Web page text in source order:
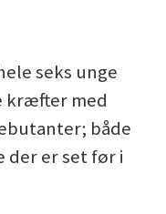
seks unge
kræfter med
både
der er set før i